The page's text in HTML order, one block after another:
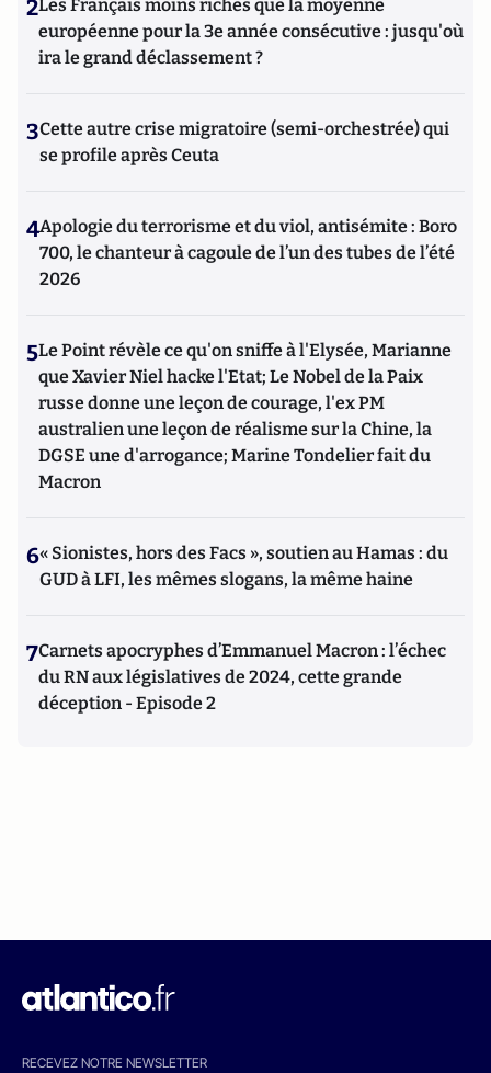
Universitaires de France (PUF).
2Les Français moins riches que la moyenne
européenne pour la 3e année consécutive : jusqu'où
ira le grand déclassement ?
3Cette autre crise migratoire (semi-orchestrée) qui
se profile après Ceuta
4Apologie du terrorisme et du viol, antisémite : Boro
700, le chanteur à cagoule de l’un des tubes de l’été
2026
5Le Point révèle ce qu'on sniffe à l'Elysée, Marianne
que Xavier Niel hacke l'Etat; Le Nobel de la Paix
russe donne une leçon de courage, l'ex PM
australien une leçon de réalisme sur la Chine, la
DGSE une d'arrogance; Marine Tondelier fait du
Macron
6« Sionistes, hors des Facs », soutien au Hamas : du
GUD à LFI, les mêmes slogans, la même haine
7Carnets apocryphes d’Emmanuel Macron : l’échec
du RN aux législatives de 2024, cette grande
déception - Episode 2
RECEVEZ NOTRE NEWSLETTER